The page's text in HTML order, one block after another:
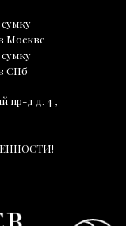
Москве
СПб
пр-д д. 4 ,